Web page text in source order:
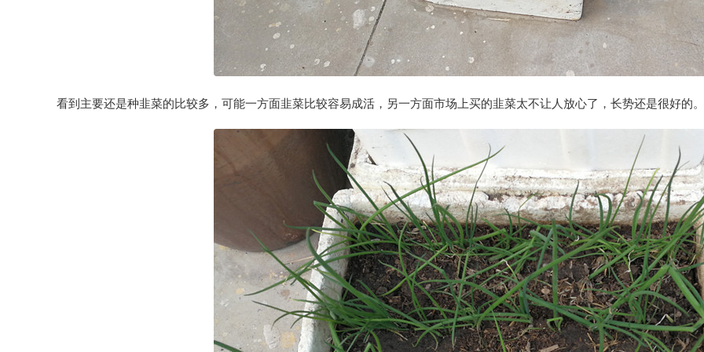
看到主要还是种韭菜的比较多，可能一方面韭菜比较容易成活，另一方面市场上买的韭菜太不让人放心了，长势还是很好的。